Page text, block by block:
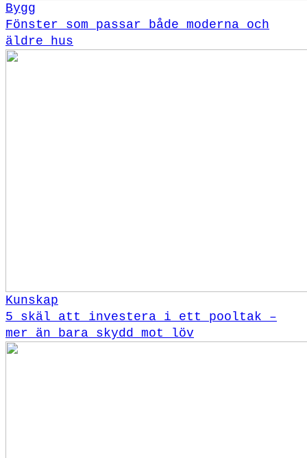
Bygg
Fönster som passar både moderna och
äldre hus
Kunskap
5 skäl att investera i ett pooltak –
mer än bara skydd mot löv